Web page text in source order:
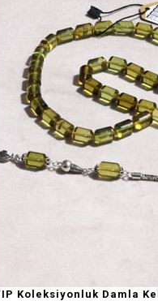
VIP Koleksiyonluk Damla Kehribar Tesbih